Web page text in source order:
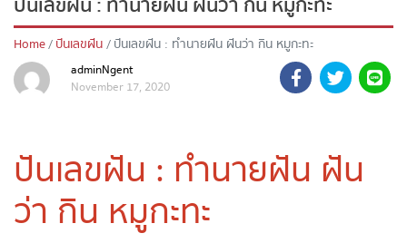
ตรวจเลข
หวยสด
ถ่ายทอดสดหวยออมสิน
ถ่ายทอดสดหวยธกส.
Home ปันเลขฝัน ปันเลขฝัน : ทำนายฝัน ฝันว่า กิน หมูกะทะ
adminNgent
November 17, 2020
ปันเลขฝัน : ทำนายฝัน ฝัน
ว่า กิน หมูกะทะ